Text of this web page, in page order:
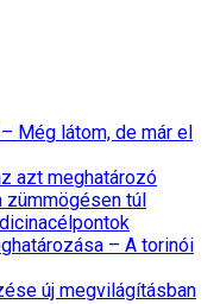
Még látom, de már el
azt meghatározó
túl
– A torinói
új megvilágításban